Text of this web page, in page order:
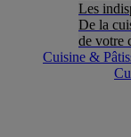
Les
De la
de votre
Cuisine &